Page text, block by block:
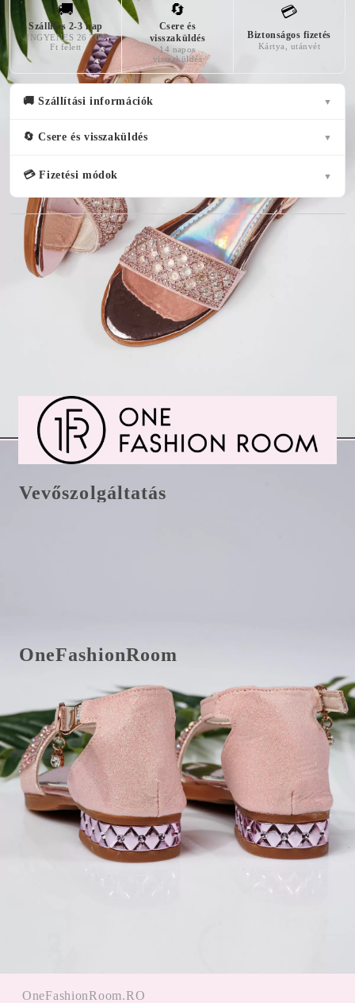
🚚
Szállítás 2-3 nap
INGYENES 26 700
Ft felett
🔄
Csere és
visszaküldés
14 napos
visszaküldés
💳
Biztonságos fizetés
Kártya, utánvét
🚚 Szállítási információk ▼
🔄 Csere és visszaküldés ▼
💳 Fizetési módok ▼
Vevőszolgáltatás
OneFashionRoom
Felhasználási feltételek
Online panaszkezelés
Vélemények az ügyfelektől
Promóciók alkalmazása
Gyors linkek
OneFashionRoom.RO